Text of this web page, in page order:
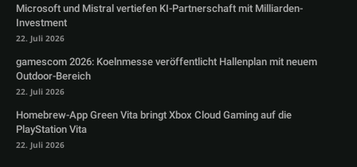
Microsoft und Mistral vertiefen KI-Partnerschaft mit Milliarden-
Investment
22. Juli 2026
gamescom 2026: Koelnmesse veröffentlicht Hallenplan mit neuem
Outdoor-Bereich
22. Juli 2026
Homebrew-App Green Vita bringt Xbox Cloud Gaming auf die
PlayStation Vita
22. Juli 2026